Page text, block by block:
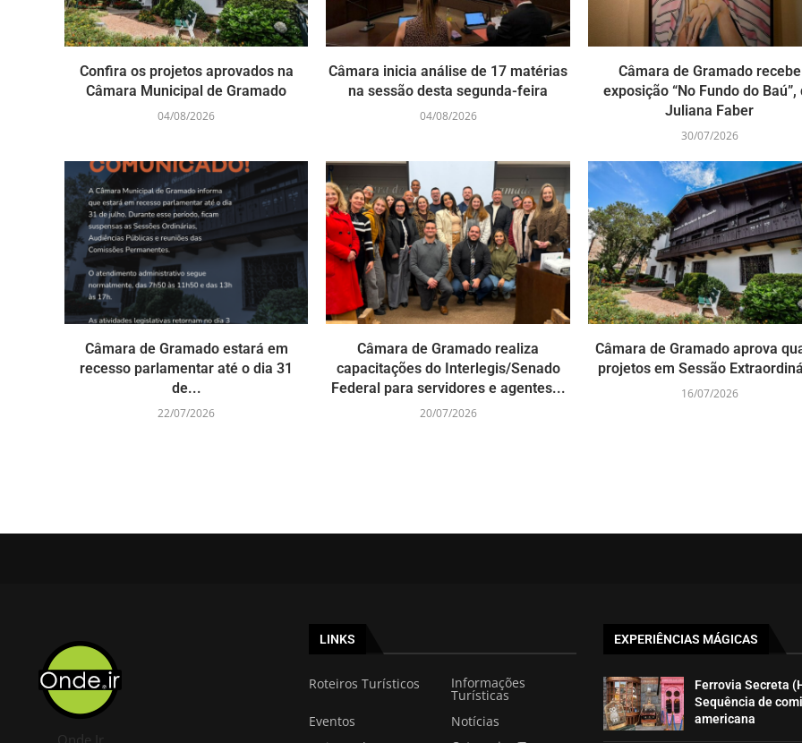
Confira os projetos aprovados na
Câmara Municipal de Gramado
04/08/2026
Câmara inicia análise de 17 matérias
na sessão desta segunda-feira
04/08/2026
Câmara de Gramado recebe
exposição “No Fundo do Baú”,
Juliana Faber
30/07/2026
Câmara de Gramado estará em
recesso parlamentar até o dia 31
de...
22/07/2026
Câmara de Gramado realiza
capacitações do Interlegis/Senado
Federal para servidores e agentes...
20/07/2026
Câmara de Gramado aprova
projetos em Sessão
16/07/2026
Onde Ir
LINKS
Roteiros Turísticos Informações
Turísticas
Eventos
Notícias
EXPERIÊNCIAS MÁGICAS
Ferrovia Secreta
Sequência de
americana